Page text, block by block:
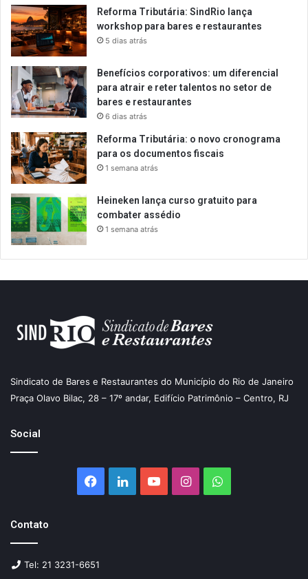
Reforma Tributária: SindRio lança
workshop para bares e restaurantes
5 dias atrás
Benefícios corporativos: um diferencial
para atrair e reter talentos no setor de
bares e restaurantes
6 dias atrás
Reforma Tributária: o novo cronograma
para os documentos fiscais
1 semana atrás
Heineken lança curso gratuito para
combater assédio
1 semana atrás
Sindicato de Bares e Restaurantes do Município do Rio de Janeiro
Praça Olavo Bilac, 28 – 17º andar, Edifício Patrimônio – Centro, RJ
Social
Facebook
LinkedinYouTubeInstagramWhatsApp
Contato
Tel: 21 3231-6651